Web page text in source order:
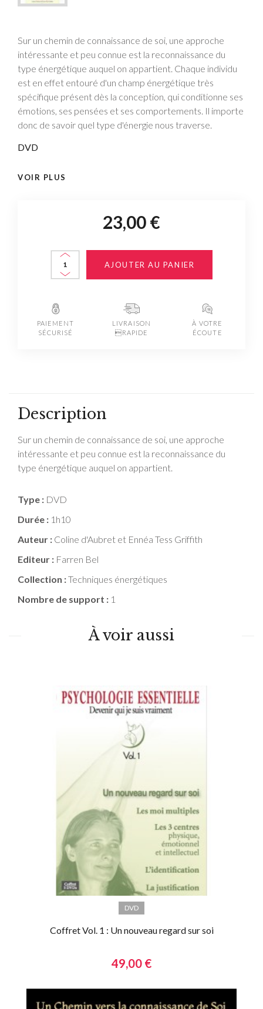
Sur un chemin de connaissance de soi, une approche
intéressante et peu connue est la reconnaissance du
type énergétique auquel on appartient. Chaque individu
est en effet entouré d'un champ énergétique très
spécifique présent dès la conception, qui conditionne ses
émotions, ses pensées et ses comportements. Il importe
donc de savoir quel type d'énergie nous traverse.
DVD
VOIR PLUS
23,00 €
AJOUTER AU PANIER
PAIEMENT
SÉCURISÉ
LIVRAISON
RAPIDE
À VOTRE
ÉCOUTE
Description
Sur un chemin de connaissance de soi, une approche
intéressante et peu connue est la reconnaissance du
type énergétique auquel on appartient.
Type : DVD
Durée : 1h10
Auteur : Coline d'Aubret et Ennéa Tess Griffith
Editeur : Farren Bel
Collection :Techniques énergétiques
Nombre de support : 1
À voir aussi
DVD
Coffret Vol. 1 : Un nouveau regard sur soi
49,00 €